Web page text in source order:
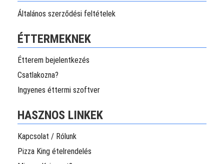
Általános szerződési feltételek
ÉTTERMEKNEK
Étterem bejelentkezés
Csatlakozna?
Ingyenes éttermi szoftver
HASZNOS LINKEK
Kapcsolat / Rólunk
Pizza King ételrendelés